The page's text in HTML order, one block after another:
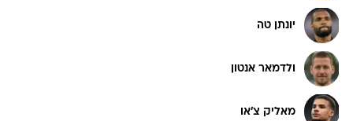
יונתן טה
ולדמאר אנטון
מאליק צ'או